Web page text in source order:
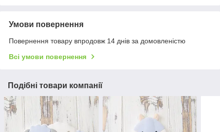
Умови повернення
Повернення товару впродовж 14 днів за домовленістю
Всі умови повернення
Подібні товари компанії